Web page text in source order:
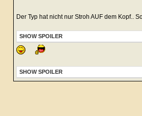
Der Typ hat nicht nur Stroh AUF dem Kopf..
SHOW SPOILER
SHOW SPOILER